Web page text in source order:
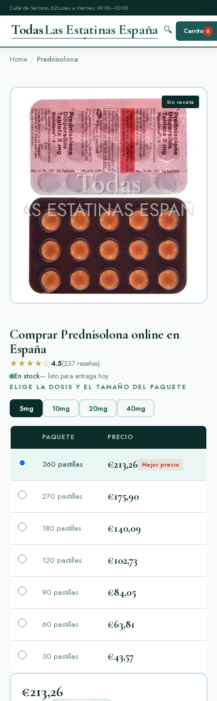
Calle de Serrano, 62Lunes a Viernes: 09:00–20:00
TodasLas Estatinas España 🔍 Carrito 0
Home Prednisolona
Sin receta
Comprar Prednisolona online en
España
★★★★☆4.5(237 reseñas)
En stock— listo para entrega hoy
ELIGE LA DOSIS Y EL TAMAÑO DEL PAQUETE
5mg 10mg 20mg 40mg
PAQUETE PRECIO
360 pastillas €213,26 Mejor precio
270 pastillas €175,90
180 pastillas €140,09
120 pastillas €102,73
90 pastillas €84,05
60 pastillas €63,81
30 pastillas €43,57
€213,26